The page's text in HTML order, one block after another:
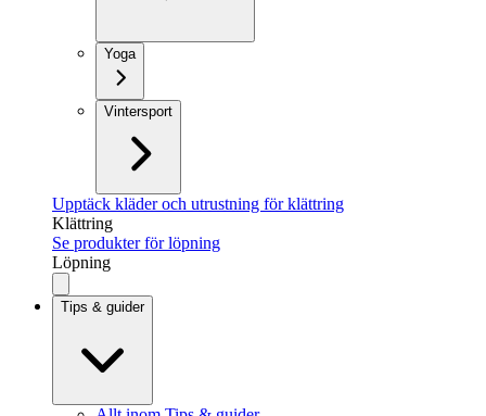
Yoga
Vintersport
Upptäck kläder och utrustning för klättring
Klättring
Se produkter för löpning
Löpning
Tips & guider